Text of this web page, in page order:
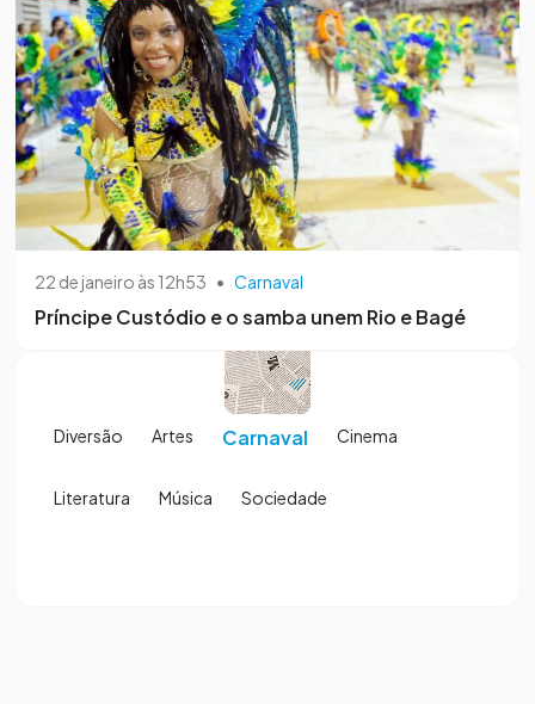
22 de janeiro às 12h53 • Carnaval
Príncipe Custódio e o samba unem Rio e Bagé
Diversão Artes Carnaval Cinema
Literatura Música Sociedade